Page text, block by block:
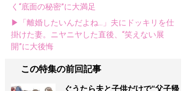
く“底面の秘密”に大満足
▶「離婚したいんだよね...」夫にドッキリを仕
掛けた妻。ニヤニヤした直後、“笑えない展
開”に大後悔
この特集の前回記事
ぐうたら夫と子供だけで“父子帰